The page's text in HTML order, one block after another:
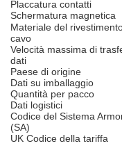
Placcatura contatti
Schermatura magnetica
Materiale del
cavo
Velocità massima di
dati
Paese di origine
Dati su imballaggio
Quantità per pacco
Dati logistici
Codice del Sistema
(SA)
UK Codice della tariffa